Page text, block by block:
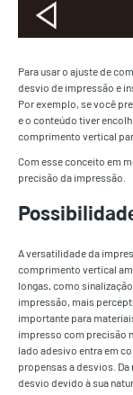
Para usar o ajuste de
desvio de impressão e
Por exemplo, se você
e o conteúdo tiver
comprimento vertical
Com esse conceito em
precisão da impressão.
A versatilidade da
comprimento vertical
longas, como
impressão, mais
importante para
impresso com precisão
lado adesivo entra em
propensas a desvios.
desvio devido à sua